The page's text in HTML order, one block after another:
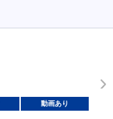
動画あり